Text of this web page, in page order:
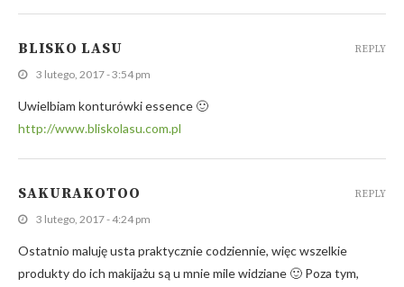
BLISKO LASU
3 lutego, 2017 - 3:54 pm
Uwielbiam konturówki essence 🙂
http://www.bliskolasu.com.pl
REPLY
SAKURAKOTOO
3 lutego, 2017 - 4:24 pm
Ostatnio maluję usta praktycznie codziennie, więc wszelkie
produkty do ich makijażu są u mnie mile widziane 🙂 Poza tym,
REPLY